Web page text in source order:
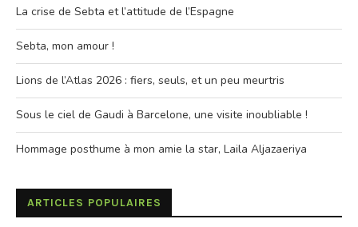
La crise de Sebta et l’attitude de l’Espagne
Sebta, mon amour !
Lions de l’Atlas 2026 : fiers, seuls, et un peu meurtris
Sous le ciel de Gaudi à Barcelone, une visite inoubliable !
Hommage posthume à mon amie la star, Laila Aljazaeriya
ARTICLES POPULAIRES